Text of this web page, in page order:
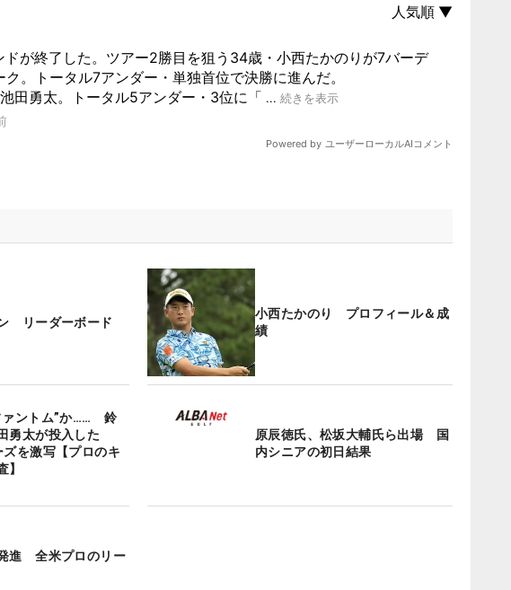
リーダーボード
小西たかのり プロフィール＆成
績
ァントム”か…… 鈴
勇太が投入した
を激写【プロのキ
】
原辰徳氏、松坂大輔氏ら出場 国
内シニアの初日結果
進 全米プロのリー